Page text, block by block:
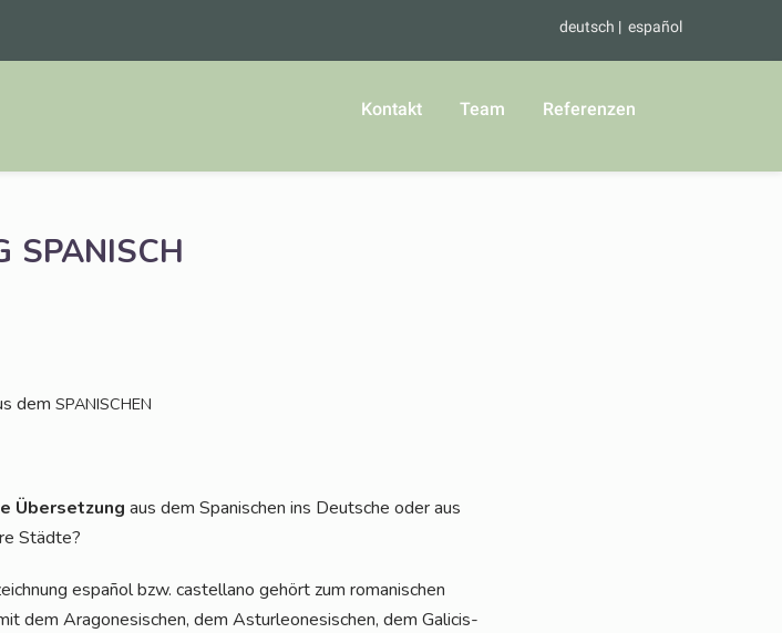
deutsch español
Kontakt Team Referenzen
SPANISCH
dem SPANISCHEN
Über­set­zung aus dem Spa­ni­schen ins Deut­sche oder aus
Städte?
espa­ñol bzw. cas­tel­lano gehört zum roma­ni­schen
dem Ara­go­ne­si­schen, dem Ast­ur­leo­ne­si­schen, dem Gali­cis­